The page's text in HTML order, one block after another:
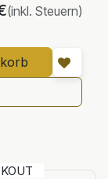
(inkl. Steuern)